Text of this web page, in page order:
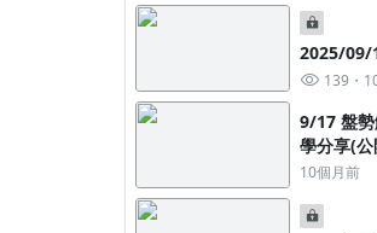
2025/09/
整 139
9/17 盤
學分享(
10個月前